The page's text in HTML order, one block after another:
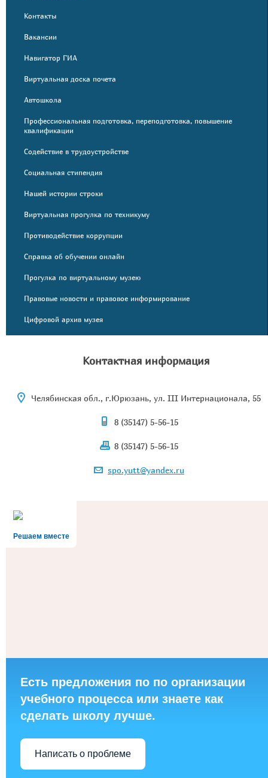
Контакты
Вакансии
Навигатор ГИА
Виртуальная доска почета
Автошкола
Профессиональная подготовка, переподготовка, повышение
квалификации
Содействие в трудоустройстве
Социальная стипендия
Нашей истории строки
Виртуальная прогулка по техникуму
Противодействие коррупции
Справка об обучении онлайн
Прогулка по виртуальному музею
Правовые новости и правовое информирование
Цифровой архив музея
Контактная информация
Челябинская обл., г.Юрюзань, ул. III Интернационала, 55
8 (35147) 5-56-15
8 (35147) 5-56-15
spo.yutt@yandex.ru
Решаем вместе
Есть предложения по по организации
учебного процесса или знаете как
сделать школу лучше.
Написать о проблеме